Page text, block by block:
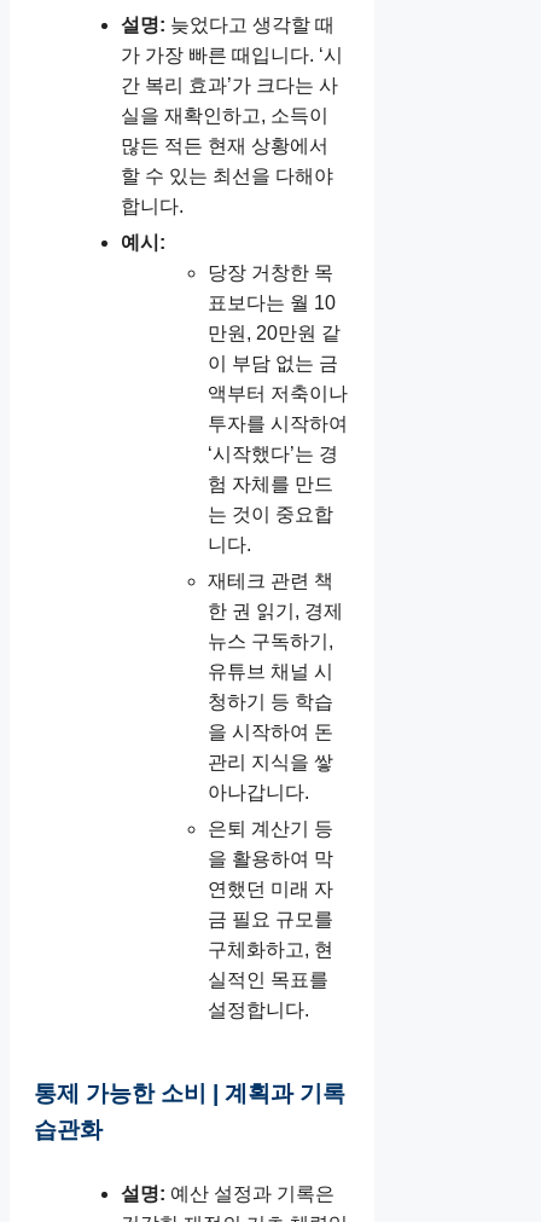
설명: 늦었다고 생각할 때
가 가장 빠른 때입니다. ‘시
간 복리 효과’가 크다는 사
실을 재확인하고, 소득이
많든 적든 현재 상황에서
할 수 있는 최선을 다해야
합니다.
예시:
당장 거창한 목
표보다는 월 10
만원, 20만원 같
이 부담 없는 금
액부터 저축이나
투자를 시작하여
‘시작했다’는 경
험 자체를 만드
는 것이 중요합
니다.
재테크 관련 책
한 권 읽기, 경제
뉴스 구독하기,
유튜브 채널 시
청하기 등 학습
을 시작하여 돈
관리 지식을 쌓
아나갑니다.
은퇴 계산기 등
을 활용하여 막
연했던 미래 자
금 필요 규모를
구체화하고, 현
실적인 목표를
설정합니다.
통제 가능한 소비 | 계획과 기록
습관화
설명: 예산 설정과 기록은